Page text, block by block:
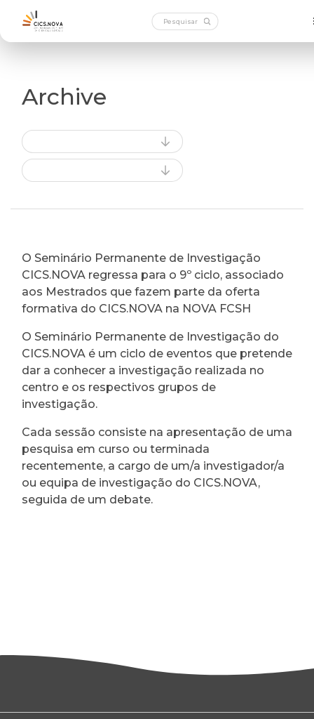
Archive
O Seminário Permanente de Investigação
CICS.NOVA regressa para o 9º ciclo, associado
aos Mestrados que fazem parte da oferta
formativa do CICS.NOVA na NOVA FCSH
O Seminário Permanente de Investigação do
CICS.NOVA é um ciclo de eventos que pretende
dar a conhecer a investigação realizada no
centro e os respectivos grupos de
investigação.
Cada sessão consiste na apresentação de uma
pesquisa em curso ou terminada
recentemente, a cargo de um/a investigador/a
ou equipa de investigação do CICS.NOVA,
seguida de um debate.